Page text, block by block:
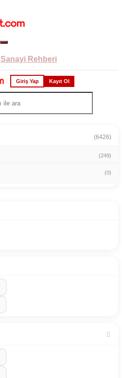
Sanayi Rehberi
Giriş Yap Kayıt Ol
(6426)
(249)
(0)